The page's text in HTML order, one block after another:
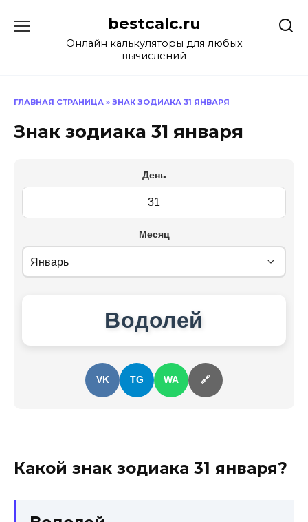
содержанию
bestcalc.ru
Онлайн калькуляторы для любых
вычислений
ГЛАВНАЯ СТРАНИЦА » ЗНАК ЗОДИАКА 31 ЯНВАРЯ
Знак зодиака 31 января
День
Месяц
Водолей
VK TG WA 🔗
Какой знак зодиака 31 января?